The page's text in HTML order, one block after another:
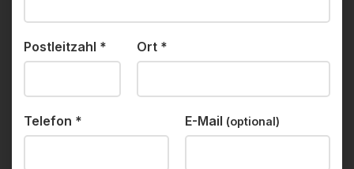
Postleitzahl * Ort *
Telefon * E-Mail (optional)